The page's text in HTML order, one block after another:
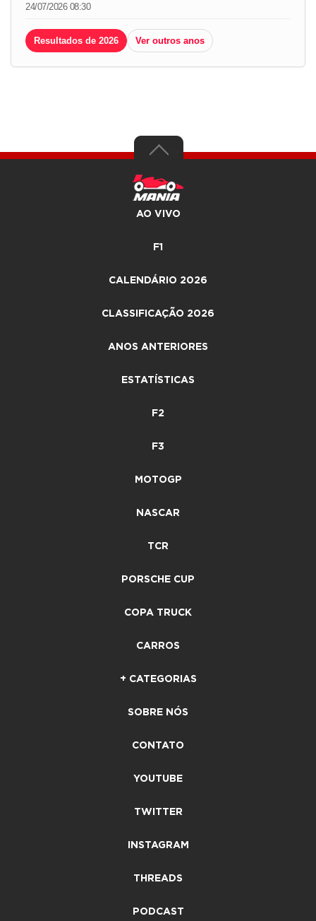
24/07/2026 08:30
Resultados de 2026 Ver outros anos
AO VIVO
F1
CALENDÁRIO 2026
CLASSIFICAÇÃO 2026
ANOS ANTERIORES
ESTATÍSTICAS
F2
F3
MOTOGP
NASCAR
TCR
PORSCHE CUP
COPA TRUCK
CARROS
+ CATEGORIAS
SOBRE NÓS
CONTATO
YOUTUBE
TWITTER
INSTAGRAM
THREADS
PODCAST